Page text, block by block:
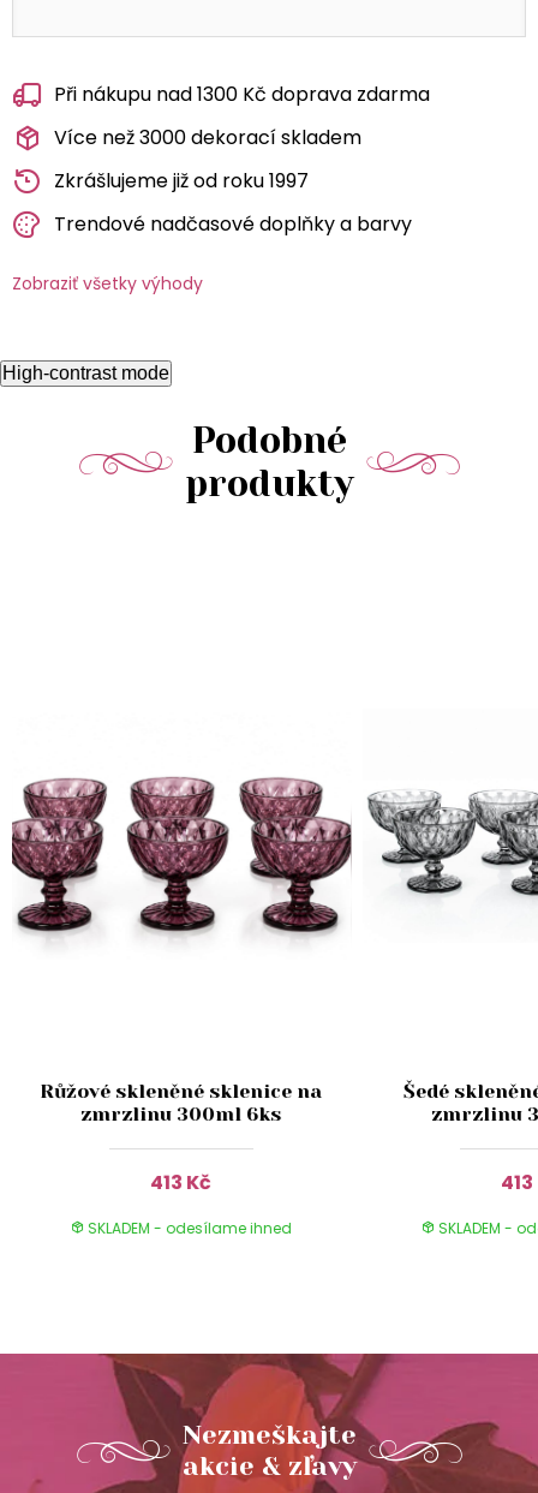
Při nákupu nad 1300 Kč doprava zdarma
Více než 3000 dekorací skladem
Zkrášlujeme již od roku 1997
Trendové nadčasové doplňky a barvy
Zobraziť všetky výhody
High-contrast mode
Podobné
produkty
Růžové skleněné sklenice na
zmrzlinu 300ml 6ks
413 Kč
SKLADEM - odesílame ihned
Šedé
zmrzlinu
SKLADEM -
Nezmeškajte
akcie & zľavy